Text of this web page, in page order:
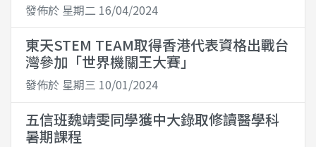
發佈於 星期二 16/04/2024
東天STEM TEAM取得香港代表資格出戰台
灣參加「世界機關王大賽」
發佈於 星期三 10/01/2024
五信班魏靖雯同學獲中大錄取修讀醫學科
暑期課程